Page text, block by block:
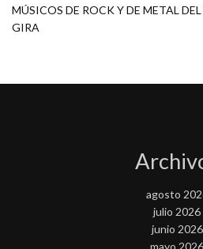
MÚSICOS DE ROCK Y DE METAL
GIRA
agosto
julio 2026
junio 2026